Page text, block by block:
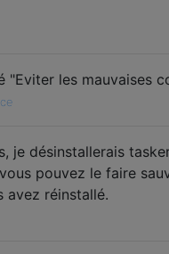
"Eviter les mauvaises
je désinstallerais
pouvez le faire
avez réinstallé.